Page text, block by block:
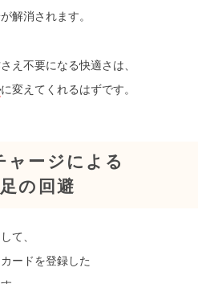
解消されます。
え不要になる快適さは、
に変えてくれるはずです。
ャージによる
の回避
て、
ードを登録した